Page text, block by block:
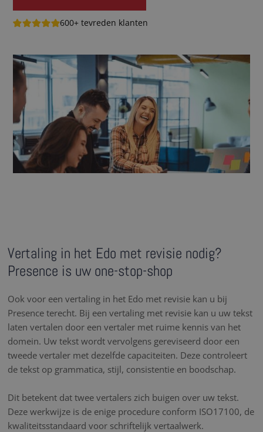
600+ tevreden klanten
Vertaling in het Edo met revisie nodig?
Presence is uw one-stop-shop
Ook voor een vertaling in het Edo met revisie kan u bij
Presence terecht. Bij een vertaling met revisie kan u uw tekst
laten vertalen door een vertaler met ruime kennis van het
domein. Uw tekst wordt vervolgens gereviseerd door een
tweede vertaler met dezelfde capaciteiten. Deze controleert
de tekst op grammatica, stijl, consistentie en boodschap.
Dit betekent dat twee vertalers zich buigen over uw tekst.
Deze werkwijze is de enige procedure conform ISO17100, de
kwaliteitsstandaard voor schriftelijk vertaalwerk.